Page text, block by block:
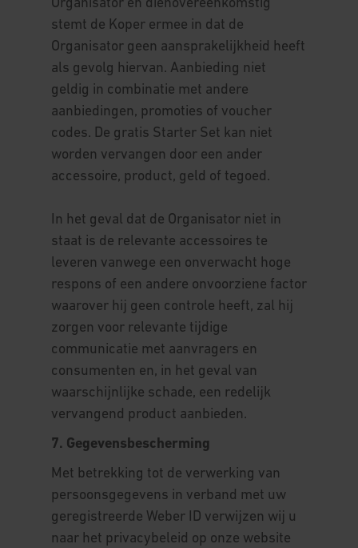
Organisator en dienovereenkomstig
stemt de Koper ermee in dat de
Organisator geen aansprakelijkheid heeft
als gevolg hiervan. Aanbieding niet
geldig in combinatie met andere
aanbiedingen, promoties of voucher
codes. De gratis Starter Set kan niet
worden vervangen door een ander
accessoire, product, geld of tegoed.
In het geval dat de Organisator niet in
staat is de relevante accessoires te
leveren vanwege een onverwacht hoge
respons of een andere onvoorziene factor
waarover hij geen controle heeft, zal hij
zorgen voor relevante tijdige
communicatie met aanvragers en
consumenten en, in het geval van
waarschijnlijke schade, een redelijk
vervangend product aanbieden.
7. Gegevensbescherming
Met betrekking tot de verwerking van
persoonsgegevens in verband met uw
geregistreerde Weber ID verwijzen wij u
naar het privacybeleid op onze website